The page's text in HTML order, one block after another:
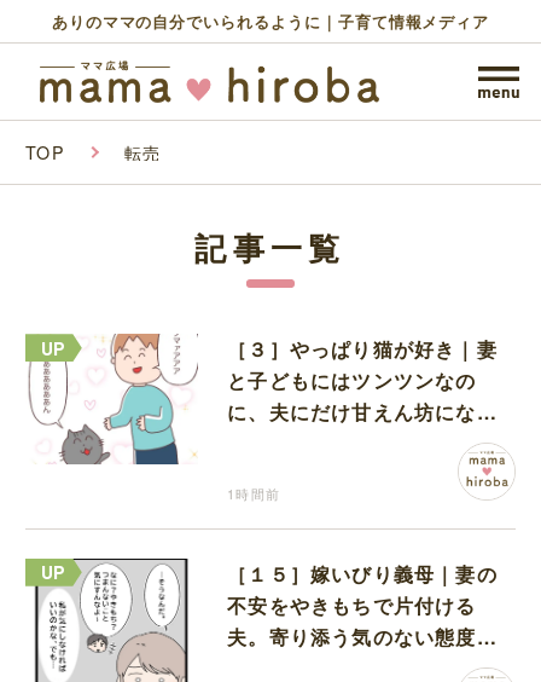
ありのママの自分でいられるように｜子育て情報メディア
TOP 転売
記事一覧
［３］やっぱり猫が好き｜妻
と子どもにはツンツンなの
に、夫にだけ甘えん坊になる
1時間前
［１５］嫁いびり義母｜妻の
不安をやきもちで片付ける
夫。寄り添う気のない態度に